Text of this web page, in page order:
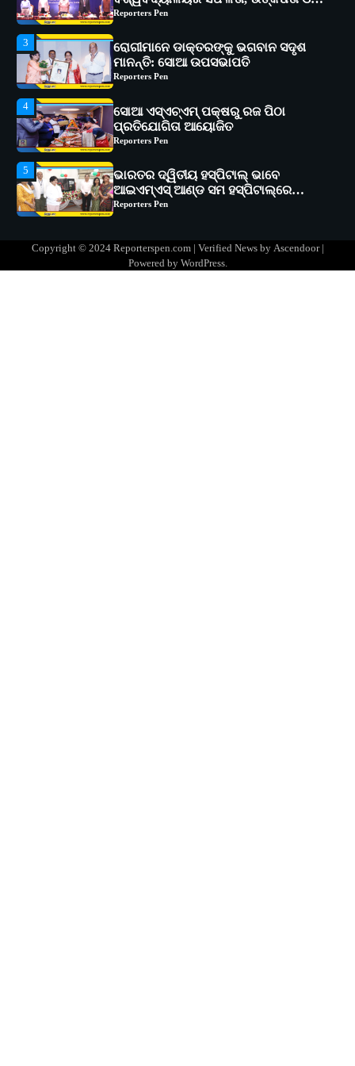
Reporters Pen
4
ସୋଆ ଏସ୍‌ଏଚ୍‌ଏମ୍ ପକ୍ଷରୁ ରଜ ପିଠା
ପ୍ରତିଯୋଗିତା ଆୟୋଜିତ
Reporters Pen
5
ଭାରତର ଦ୍ୱିତୀୟ ହସ୍ପିଟାଲ୍ ଭାବେ
ଆଇଏମ୍‌ଏସ୍ ଆଣ୍ଡ ସମ ହସ୍ପିଟାଲ୍‌ରେ
ଅତ୍ୟାଧୁନିକ ଡିଜିସ୍କାନର ସ୍ଥାପନ
Reporters Pen
1
ସୋଆ ପକ୍ଷରୁ ରାୱେ କାର୍ଯ୍ୟକ୍ରମ ଅଧୀନରେ
୧୧ଟି ଗ୍ରାମରେ ୧୬ଟି କୃଷକ ପ୍ରଶିକ୍ଷଣ
କାର୍ଯ୍ୟକ୍ରମ ଆୟୋଜିତ
Reporters Pen
ବିଶ୍ୱବିଦ୍ୟାଳୟର ସଫଳତା, ଉତ୍କର୍ଷତା ଓ
ଅଗ୍ରଗତିର ସ୍ମୃତିଚାରଣ
Reporters Pen
Copyright © 2024 Reporterspen.com | Verified News by Ascendoor|
Powered by WordPress.